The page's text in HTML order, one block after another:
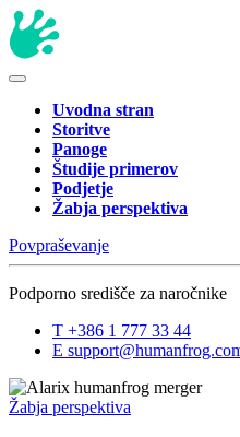
Uvodna stran
Storitve
Panoge
Študije primerov
Podjetje
Žabja perspektiva
Povpraševanje
Podporno središče za naročnike
T +386 1 777 33 44
E
Žabja perspektiva